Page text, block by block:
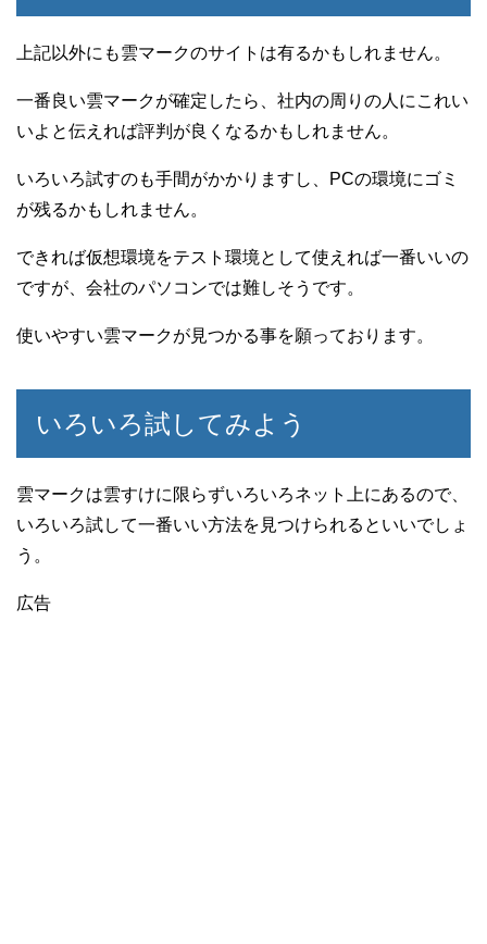
上記以外にも雲マークのサイトは有るかもしれません。
一番良い雲マークが確定したら、社内の周りの人にこれい
いよと伝えれば評判が良くなるかもしれません。
いろいろ試すのも手間がかかりますし、PCの環境にゴミ
が残るかもしれません。
できれば仮想環境をテスト環境として使えれば一番いいの
ですが、会社のパソコンでは難しそうです。
使いやすい雲マークが見つかる事を願っております。
いろいろ試してみよう
雲マークは雲すけに限らずいろいろネット上にあるので、
いろいろ試して一番いい方法を見つけられるといいでしょ
う。
広告